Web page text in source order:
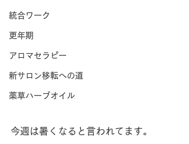
統合ワーク
更年期
アロマセラピー
新サロン移転への道
薬草ハーブオイル
今週は暑くなると言われてます。